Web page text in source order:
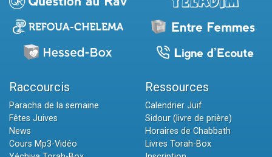
Raccourcis
Paracha de la semaine
Fêtes Juives
News
Cours Mp3-Vidéo
Ressources
Calendrier Juif
Sidour (livre de prière)
Horaires de Chabbath
Livres Torah-Box